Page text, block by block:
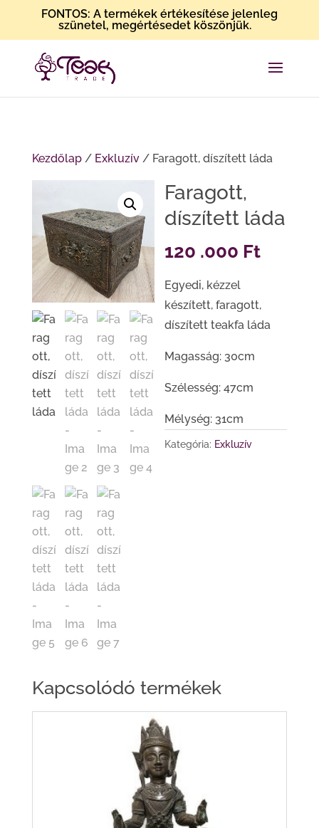
FONTOS: A termékek értékesítése jelenleg
szünetel, megértésedet köszönjük.
Kezdőlap/ Exkluzív/ Faragott, díszített láda
Faragott,
díszített láda
120 .000 Ft
Egyedi, kézzel
készített, faragott,
díszített teakfa láda
Magasság: 30cm
Szélesség: 47cm
Mélység: 31cm
Kategória: Exkluzív
Kapcsolódó termékek